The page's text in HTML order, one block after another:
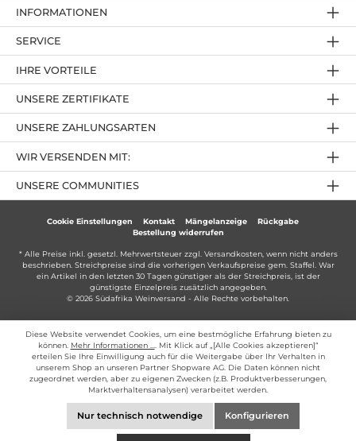
IHRE VORTEILE
UNSERE ZAHLUNGSARTEN
UNSERE ZERTIFIKATE
INFORMATIONEN
SERVICE
UNSERE COMMUNITIES
WIR VERSENDEN MIT:
Cookie Einstellungen Kontakt Mängelanzeige
Rückgabe
Bestellung widerrufen
* Alle Preise inkl. gesetzl. Mehrwertsteuer zzgl. Versandkosten, wenn nicht anders
beschrieben. Streichpreise sind die vorherigen Verkaufspreise gem. Staffel. War
ein Artikel in den letzten 30 Tagen günstiger als der Streichpreis, ist der
günstigste Einzelpreis zusätzlich angegeben.
© 2026 Südafrika Weinversand - Alle Rechte vorbehalten.
Diese Website verwendet Cookies, um eine bestmögliche Erfahrung bieten zu
können. Mehr Informationen ...
. Mit Klick auf „[Alle Cookies akzeptieren]“
erteilen Sie Ihre Einwilligung auch für die Weitergabe über Ihr Verhalten in
unserem Shop an unseren Partner Shopware AG. Die Daten können nicht
zugeordnet werden, aber zu eigenen Zwecken (z.B. Produktverbesserungen,
Marktverhaltensanalysen) verarbeitet werden.
Nur technisch notwendige Konfigurieren